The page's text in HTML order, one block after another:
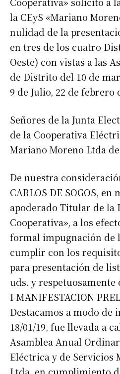
la CEyS «Mariano
nulidad de la
en tres de los cuatro
Oeste) con vistas a las
de Distrito del 10 de
9 de Julio, 22 de febrero
Señores de la Junta
de la Cooperativa
Mariano Moreno Ltda
De nuestra
CARLOS DE SOGOS,
apoderado Titular de la
Cooperativa», a los
formal impugnación de
cumplir con los
para presentación de
uds. y respetuosamente
I-MANIFESTACION
Destacamos a modo de
18/01/19, fue llevada a
Asamblea Anual
Eléctrica y de Servicios